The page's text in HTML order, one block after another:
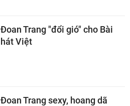
Đoan Trang "đổi gió" cho Bài
hát Việt
Đoan Trang sexy, hoang dã